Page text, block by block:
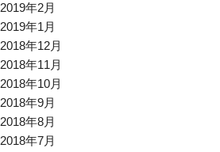
2019年2月
2019年1月
2018年12月
2018年11月
2018年10月
2018年9月
2018年8月
2018年7月